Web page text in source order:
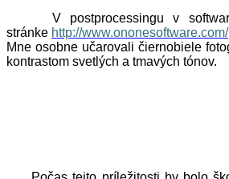
V postprocessingu v software
stránke http://www.ononesoftware.com/
Mne osobne učarovali čiernobiele
kontrastom svetlých a tmavých tónov.